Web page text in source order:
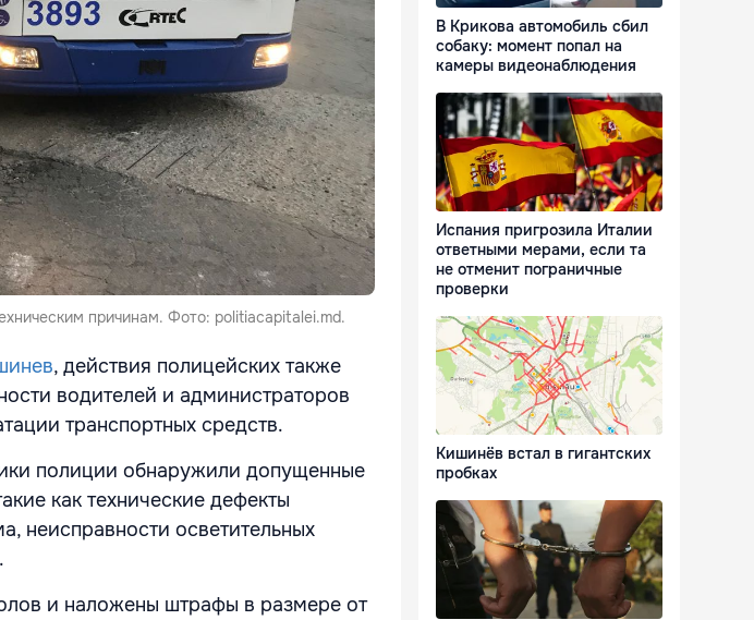
причинам. Фото: politiacapitalei.md.
, действия полицейских также
водителей и администраторов
транспортных средств.
полиции обнаружили допущенные
как технические дефекты
неисправности осветительных
и наложены штрафы в размере от
В Крикова автомобиль сбил
собаку: момент попал на
камеры видеонаблюдения
Испания пригрозила Италии
ответными мерами, если та
не отменит пограничные
проверки
Кишинёв встал в гигантских
пробках